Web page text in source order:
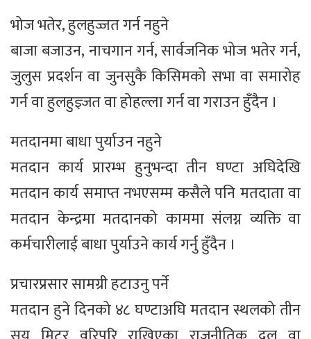
भोज भतेर, हुलहुज्जत गर्न नहुने
बाजा बजाउन, नाचगान गर्न, सार्वजनिक भोज भतेर गर्न,
जुलुस प्रदर्शन वा जुनसुकै किसिमको सभा वा समारोह
गर्न वा हुलहुज्ञ्जत वा होहल्ला गर्न वा गराउन हुँदैन ।
मतदानमा बाधा पुर्याउन नहुने
मतदान कार्य प्रारम्भ हुनुभन्दा तीन घण्टा अघिदेखि
मतदान कार्य समाप्त नभएसम्म कसैले पनि मतदाता वा
मतदान केन्द्रमा मतदानको काममा संलग्न व्यक्ति वा
कर्मचारीलाई बाधा पुर्याउने कार्य गर्नु हुँदैन ।
प्रचारप्रसार सामग्री हटाउनु पर्ने
मतदान हुने दिनको ४८ घण्टाअघि मतदान स्थलको तीन